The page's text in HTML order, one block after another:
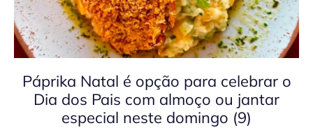
Páprika Natal é opção para celebrar o
Dia dos Pais com almoço ou jantar
especial neste domingo (9)